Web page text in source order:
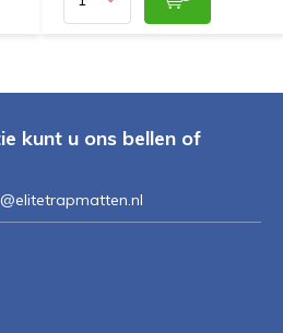
kunt u ons bellen of